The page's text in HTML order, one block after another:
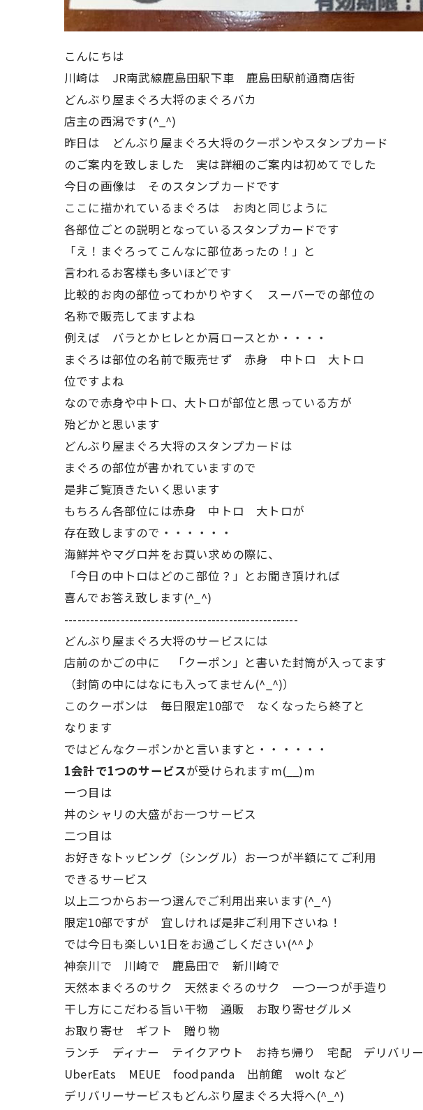
こんにちは
川崎は JR南武線鹿島田駅下車 鹿島田駅前通商店街
どんぶり屋まぐろ大将のまぐろバカ
店主の西潟です(^_^)
昨日は どんぶり屋まぐろ大将のクーポンやスタンプカード
のご案内を致しました 実は詳細のご案内は初めてでした
今日の画像は そのスタンプカードです
ここに描かれているまぐろは お肉と同じように
各部位ごとの説明となっているスタンプカードです
「え！まぐろってこんなに部位あったの！」と
言われるお客様も多いほどです
比較的お肉の部位ってわかりやすく スーパーでの部位の
名称で販売してますよね
例えば バラとかヒレとか肩ロースとか・・・・
まぐろは部位の名前で販売せず 赤身 中トロ 大トロ
位ですよね
なので赤身や中トロ、大トロが部位と思っている方が
殆どかと思います
どんぶり屋まぐろ大将のスタンプカードは
まぐろの部位が書かれていますので
是非ご覧頂きたいく思います
もちろん各部位には赤身 中トロ 大トロが
存在致しますので・・・・・・
海鮮丼やマグロ丼をお買い求めの際に、
「今日の中トロはどのこ部位？」とお聞き頂ければ
喜んでお答え致します(^_^)
------------------------------------------------------
どんぶり屋まぐろ大将のサービスには
店前のかごの中に 「クーポン」と書いた封筒が入ってます
（封筒の中にはなにも入ってません(^_^)）
このクーポンは 毎日限定10部で なくなったら終了と
なります
ではどんなクーポンかと言いますと・・・・・・
1会計で1つのサービスが受けられますm(__)m
一つ目は
丼のシャリの大盛がお一つサービス
二つ目は
お好きなトッピング（シングル）お一つが半額にてご利用
できるサービス
以上二つからお一つ選んでご利用出来います(^_^)
限定10部ですが 宜しければ是非ご利用下さいね！
では今日も楽しい1日をお過ごしください(^^♪
神奈川で 川崎で 鹿島田で 新川崎で
天然本まぐろのサク 天然まぐろのサク 一つ一つが手造り
干し方にこだわる旨い干物 通販 お取り寄せグルメ
お取り寄せ ギフト 贈り物
ランチ ディナー テイクアウト お持ち帰り 宅配 デリバリー
UberEats MEUE foodpanda 出前館 wolt など
デリバリーサービスもどんぶり屋まぐろ大将へ(^_^)